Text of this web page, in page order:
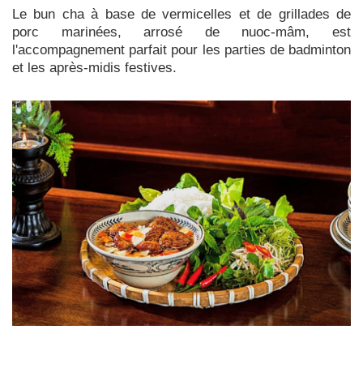
Le bun cha à base de vermicelles et de grillades de
porc marinées, arrosé de nuoc-mâm, est
l'accompagnement parfait pour les parties de badminton
et les après-midis festives.